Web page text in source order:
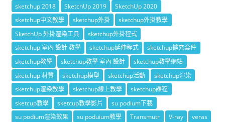
sketchup 2018
SketchUp 2019
SketchUp 2020
sketchup中文教學
sketchup外掛
sketchup外掛教學
SketchUp 外掛渲染工具
sketchup外掛程式
sketchup 室內 設計 教學
sketchup延伸程式
sketchup擴充套件
sketchup教學
sketchup教學 室內 設計
sketchup教學網站
sketchup 材質
sketchup模型 sketchup活動
sketchup渲染
sketchup渲染教學
sketchup線上教學
sketchup課程
sketcup教學
sketcup教學影片
su podium下載
su podium渲染效果
su poduium教學 Transmutr V-ray
veras